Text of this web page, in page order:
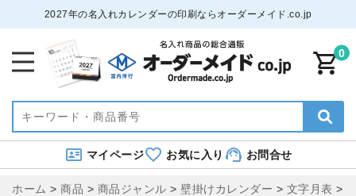
2027年の名入れカレンダーの印刷ならオーダーメイド.co.jp
0
マイページ お気に入り お問合せ
ホーム > 商品 > 商品ジャンル > 壁掛けカレンダー > 文字月表 >